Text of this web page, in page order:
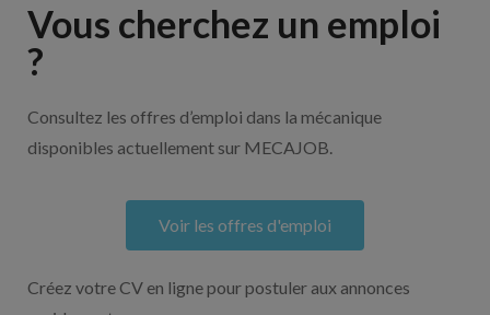
Vous cherchez un emploi
?
Consultez les offres d’emploi dans la mécanique
disponibles actuellement sur MECAJOB.
Voir les offres d'emploi
Créez votre CV en ligne pour postuler aux annonces